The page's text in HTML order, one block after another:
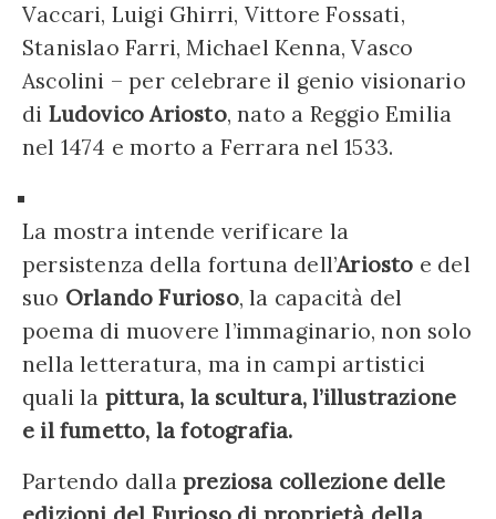
Vaccari, Luigi Ghirri, Vittore Fossati,
Stanislao Farri, Michael Kenna, Vasco
Ascolini – per celebrare il genio visionario
di Ludovico Ariosto, nato a Reggio Emilia
nel 1474 e morto a Ferrara nel 1533.
La mostra intende verificare la
persistenza della fortuna dell’Ariosto e del
suo Orlando Furioso, la capacità del
poema di muovere l’immaginario, non solo
nella letteratura, ma in campi artistici
quali la pittura, la scultura, l’illustrazione
e il fumetto, la fotografia.
Partendo dalla preziosa collezione delle